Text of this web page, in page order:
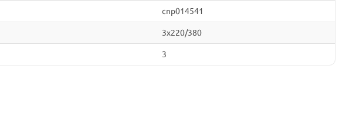
cnp014541
3x220/380
3